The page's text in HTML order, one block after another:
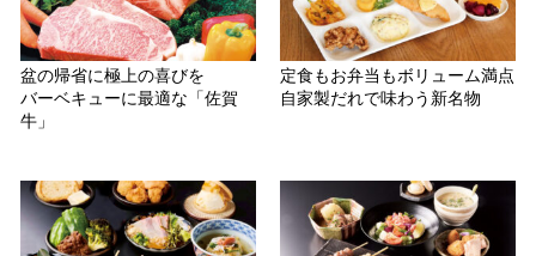
盆の帰省に極上の喜びを
バーベキューに最適な「佐賀
牛」
定食もお弁当もボリューム満点
自家製だれで味わう新名物